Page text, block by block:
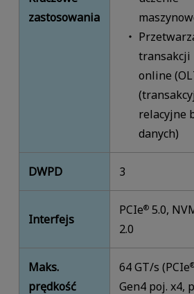
zastosowania
transakcji
online
relacyjne
danych)
DWPD 3
Interfejs
PCIe® 5.0,
2.0
Maks.
prędkość
64 GT/s (PCIe
Gen4 poj. x4,